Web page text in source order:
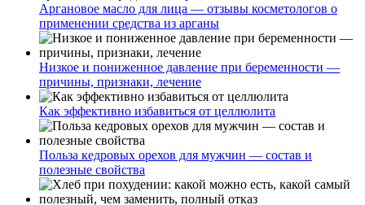
Аргановое масло для лица — отзывы косметологов о
применении средства из арганы
Низкое и пониженное давление при беременности —
причины, признаки, лечение
Как эффективно избавиться от целлюлита
Польза кедровых орехов для мужчин — состав и
полезные свойства